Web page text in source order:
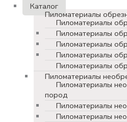
Каталог
Пиломатериалы
Пиломатериалы
Пиломатериалы
Пиломатериалы
Пиломатериалы
Пиломатериалы
Пиломатериалы
Пиломатериалы
пород
Пиломатериалы
Пиломатериалы